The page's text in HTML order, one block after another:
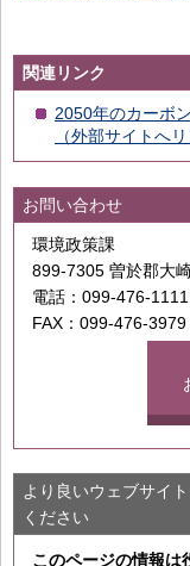
関連リンク
2050年のカーボ
（外部サイトへリ
お問い合わせ
環境政策課
899-7305 曽於郡大
電話：099-476-1111
FAX：099-476-3979
より良いウェブサイ
ください
このページの情報は